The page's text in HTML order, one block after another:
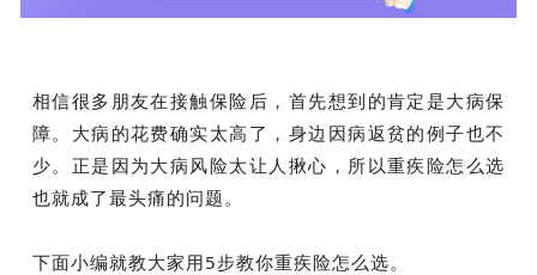
相信很多朋友在接触保险后，首先想到的肯定是大病保
障。大病的花费确实太高了，身边因病返贫的例子也不
少。正是因为大病风险太让人揪心，所以重疾险怎么选
也就成了最头痛的问题。
下面小编就教大家用5步教你重疾险怎么选。